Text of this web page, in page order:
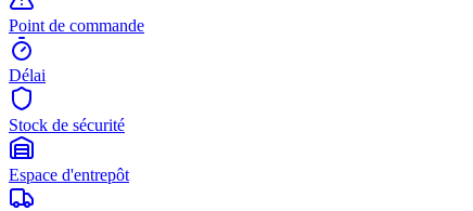
Point de commande
Délai
Stock de sécurité
Espace d'entrepôt